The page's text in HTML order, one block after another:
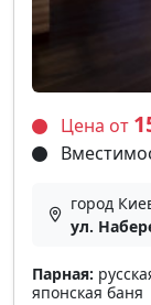
Цена от
город
ул.
Парная:
японская баня